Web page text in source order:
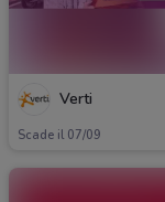
Verti
Scade il 07/09